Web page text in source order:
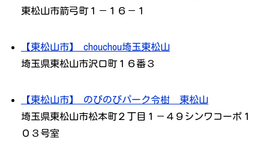
東松山市箭弓町１－１６－１
【東松山市】 chouchou埼玉東松山
埼玉県東松山市沢口町１６番３
【東松山市】 のびのびパーク令樹 東松山
埼玉県東松山市松本町２丁目１－４９シンワコーポ１
０３号室